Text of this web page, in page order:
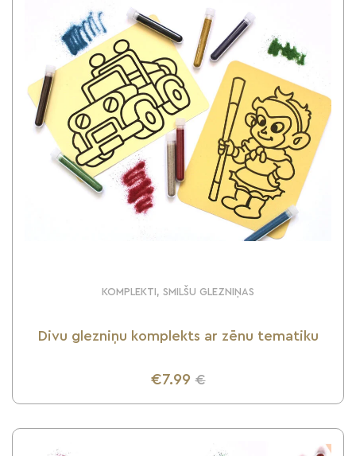
KOMPLEKTI, SMILŠU GLEZNIŅAS
Divu glezniņu komplekts ar zēnu tematiku
€7.99 €
UZZINI VAIRĀK